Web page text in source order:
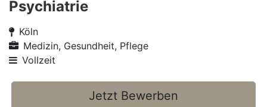
Psychiatrie
Köln
Medizin, Gesundheit, Pflege
Vollzeit
Jetzt Bewerben